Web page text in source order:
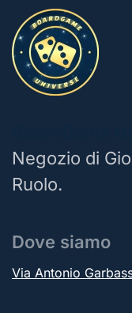
Negozio di
Ruolo.
Dove siamo
Via Antonio